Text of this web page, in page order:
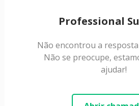
Professional
Não encontrou a
Não se preocupe,
ajudar!